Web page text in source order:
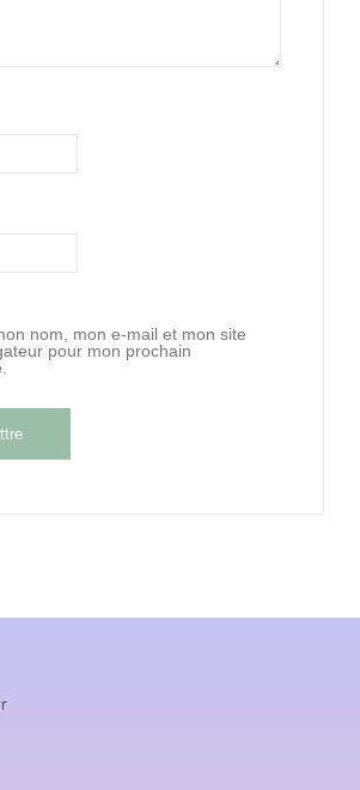
nom, mon e-mail et mon site
pour mon prochain